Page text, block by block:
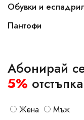
Обувки и
Пантофи
Абонирай
5% отстъпка
Жена Мъж